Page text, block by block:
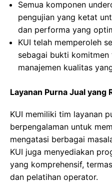
Semua komponen
pengujian yang ketat
dan performa yang
KUI telah memperoleh
sebagai bukti komitmen
manajemen kualitas
Layanan Purna Jual yang
KUI memiliki tim layanan
berpengalaman untuk
mengatasi berbagai
KUI juga menyediakan
yang komprehensif,
dan pelatihan operator.